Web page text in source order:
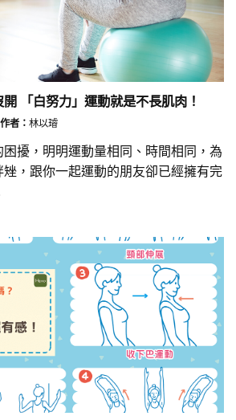
「白努力」運動就是不長肌肉！
作者： 林以璿
擾，明明運動量相同、時間相同，為
，跟你一起運動的朋友卻已經擁有完